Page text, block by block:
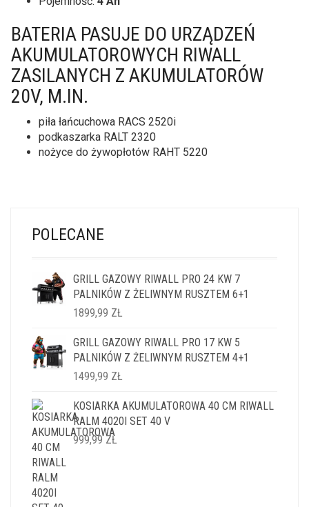
BATERIA PASUJE DO URZĄDZEŃ
AKUMULATOROWYCH RIWALL
ZASILANYCH Z AKUMULATORÓW
20V, M.IN.
piła łańcuchowa RACS 2520i
podkaszarka RALT 2320
nożyce do żywopłotów RAHT 5220
POLECANE
GRILL GAZOWY RIWALL PRO 24 KW 7
PALNIKÓW Z ŻELIWNYM RUSZTEM 6+1
1899,99 ZŁ
GRILL GAZOWY RIWALL PRO 17 KW 5
PALNIKÓW Z ŻELIWNYM RUSZTEM 4+1
1499,99 ZŁ
KOSIARKA AKUMULATOROWA 40 CM RIWALL
RALM 4020I SET 40 V
999,99ZŁ